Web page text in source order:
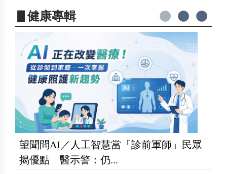
▋健康專輯
望聞問AI／人工智慧當「診前軍師」民眾
揭優點 醫示警：仍...